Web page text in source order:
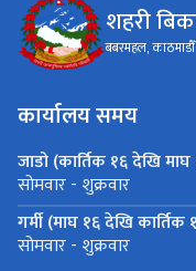
शहरी
बबरमहल, काठमाडौँ
कार्यालय समय
जाडो (कार्तिक १६ देखि
सोमवार - शुक्रवार
गर्मी (माघ १६ देखि कार्तिक
सोमवार - शुक्रवार